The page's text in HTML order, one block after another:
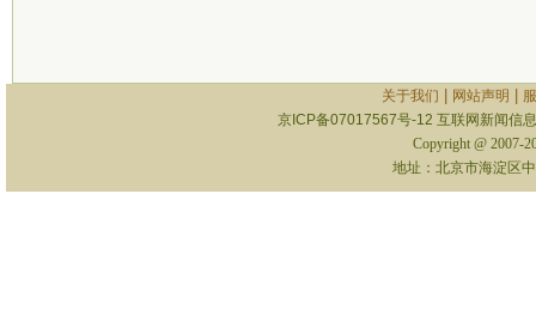
关于我们 网站声明
京ICP备07017567号-12 互联网新闻信
Copyright @ 2007-
地址：北京市海淀区